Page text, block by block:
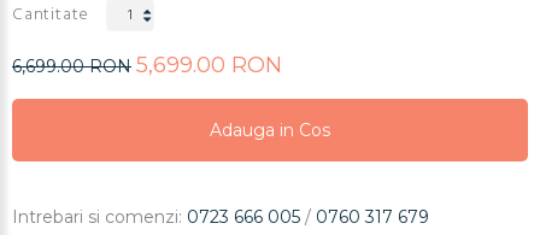
Cantitate
6,699.00 RON 5,699.00 RON
Adauga in Cos
Adauga in Cos
Intrebari si comenzi: 0723 666 005 / 0760 317 679